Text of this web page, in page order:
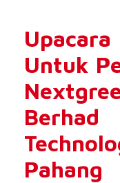
Untuk
Pahang